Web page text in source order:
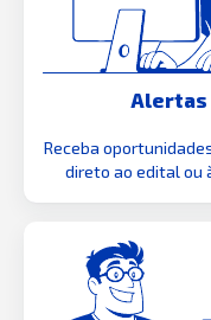
Alertas
Receba
direto ao edital ou